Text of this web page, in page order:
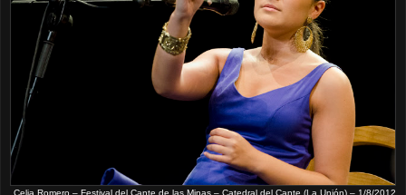
Celia Romero – Festival del Cante de las Minas – Catedral del Cante (La Unión) – 1/8/2012